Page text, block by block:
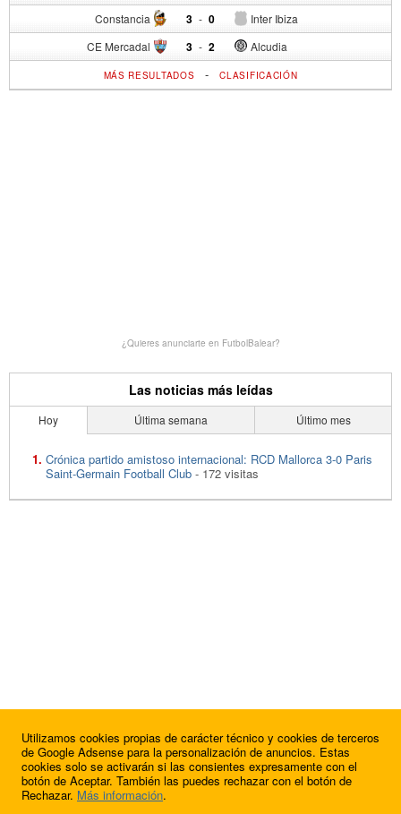
Constancia 3 - Inter Ibiza
0
CE Mercadal 3 - Alcudia
2
MÁS RESULTADOS -CLASIFICACIÓN
¿Quieres anunciarte en FutbolBalear?
Las noticias más leídas
Hoy Última semana Último mes
Crónica partido amistoso internacional: RCD Mallorca 3-0 Paris
Saint-Germain Football Club - 172 visitas
Utilizamos cookies propias de carácter técnico y cookies de terceros
de Google Adsense para la personalización de anuncios. Estas
cookies solo se activarán si las consientes expresamente con el
botón de Aceptar. También las puedes rechazar con el botón de
Rechazar. Más información.